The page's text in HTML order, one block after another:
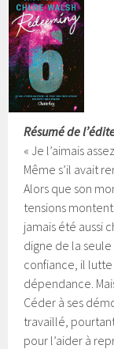
Résumé de
« Je l’aimais
Même s’il avait
Alors que son
tensions montent
jamais été aussi
digne de la
confiance, il
dépendance.
Céder à ses
travaillé,
pour l’aider à